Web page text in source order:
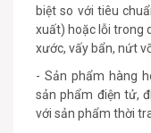
biệt so với tiêu
xuất) hoặc lỗi trong
xước, vấy bẩn, nứt vỡ
- Sản phẩm hàng
sản phẩm điện tử,
với sản phẩm thời